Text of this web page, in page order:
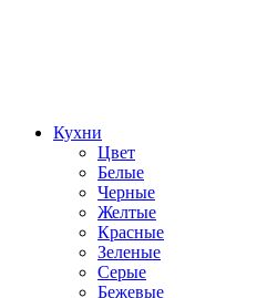
Кухни
Цвет
Белые
Черные
Желтые
Красные
Зеленые
Серые
Бежевые